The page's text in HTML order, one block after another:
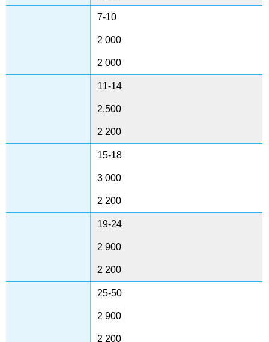
7-10
2 000
2 000
11-14
2,500
2 200
15-18
3 000
2 200
19-24
2 900
2 200
25-50
2 900
2 200